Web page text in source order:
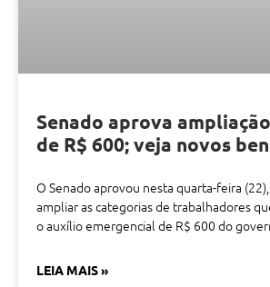
Senado aprova
de R$ 600; veja novos
O Senado aprovou nesta quarta-feira
ampliar as categorias de trabalhadores
o auxílio emergencial de R$ 600 do
LEIA MAIS »